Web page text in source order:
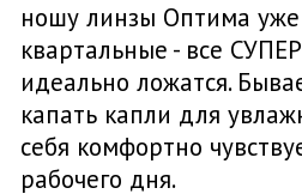
ношу линзы Оптима
квартальные - все
идеально ложатся.
капать капли для
себя комфортно
рабочего дня.